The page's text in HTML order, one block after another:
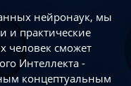
нейронаук, мы
и практические
человек сможет
Интеллекта -
концептуальным